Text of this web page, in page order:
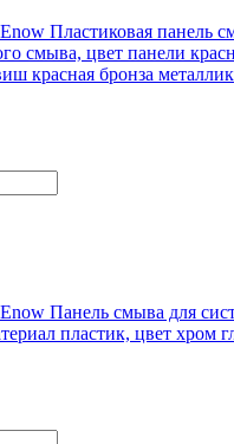
Пластиковая панель
смыва, цвет панели
красная бронза металлик
Панель смыва для
пластик, цвет хром